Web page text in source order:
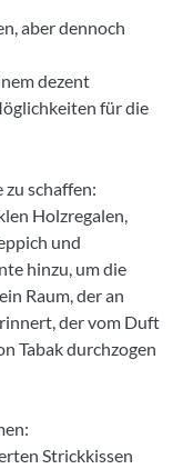
aber dennoch
dezent
für die
zu schaffen:
Holzregalen,
und
hinzu, um die
Raum, der an
der vom Duft
Tabak durchzogen
Strickkissen